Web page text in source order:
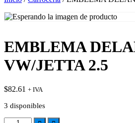
EMBLEMA
VW/JETTA 2.5
$82.61 + IVA
3 disponibles